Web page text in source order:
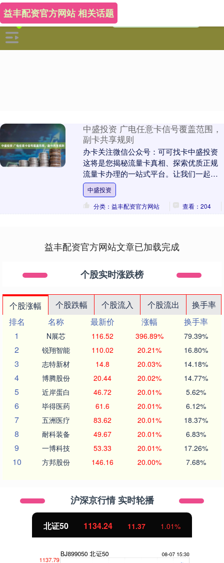
益丰配资官方网站 相关话题
中盛投资 广电任意卡信号覆盖范围，
副卡共享规则
办卡关注微信公众号：可可找卡中盛投资
这将是您揭秘流量卡真相、探索优质正规
流量卡办理的一站式平台。让我们一起，
明智选择，畅享无忧网络体验！ 温馨提
示：选卡前请认....
中盛投资
分类：益丰配资官方网站
查看：204
益丰配资官方网站文章已加载完成
个股实时涨跌榜
个股涨幅 个股跌幅 个股流入 个股流出
换手率
排名
名称 最新价 涨幅
换手率
1
N展芯 116.52 396.89% 79.39%
2 锐翔智能 110.02 20.21% 16.80%
3 志特新材 14.8 20.03% 14.18%
4 博腾股份 20.44 20.02% 14.77%
5 近岸蛋白 46.72 20.01% 5.62%
6 毕得医药 61.6 20.01% 6.12%
7 五洲医疗 83.62 20.01% 18.37%
8 耐科装备 49.67 20.01% 6.83%
9 一博科技 53.33 20.01% 17.26%
10 方邦股份 146.16 20.00% 7.68%
沪深京行情 实时轮播
北证50 1134.24 11.37 1.01%